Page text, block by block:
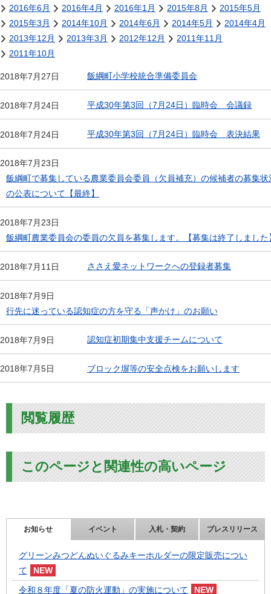
2016年6月
2016年4月 2016年1月 2015年8月
2015年5月
2015年3月
2014年10月 2014年6月 2014年5月
2014年4月
2013年12月
2013年3月 2012年12月
2011年11月
2011年10月
2018年7月27日 飯綱町小学校統合準備委員会
2018年7月24日 平成30年第3回（7月24日）臨時会 会議録
2018年7月24日 平成30年第3回（7月24日）臨時会 表決結果
2018年7月23日
飯綱町で募集している農業委員会委員（欠員補充）の候補者の募集状
の公表について【最終】
2018年7月23日
飯綱町農業委員会の委員の欠員を募集します。【募集は終了しました
2018年7月11日 ささえ愛ネットワークへの登録者募集
2018年7月9日
行先に迷っている認知症の方を守る「声かけ」のお願い
2018年7月9日 認知症初期集中支援チームについて
2018年7月5日 ブロック塀等の安全点検をお願いします
閲覧履歴
このページと関連性の高いページ
お知らせ イベント 入札・契約 プレスリリース
グリーンみつどんぬいぐるみキーホルダーの限定販売につい
て
令和８年度「夏の防火運動」の実施について